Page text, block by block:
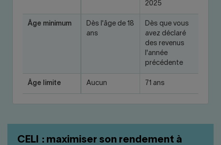
2025
Âge minimum
Dès l'âge de 18
ans
Dès que vous
avez déclaré
des revenus
l'année
précédente
Âge limite Aucun 71 ans
CELI : maximiser son rendement à